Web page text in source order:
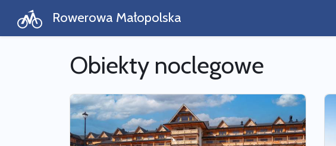
Rowerowa Małopolska
Obiekty noclegowe